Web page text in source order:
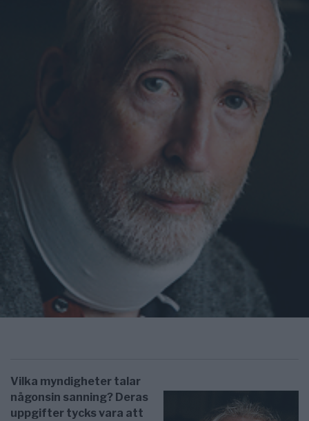
Vilka myndigheter talar
någonsin sanning? Deras
uppgifter tycks vara att